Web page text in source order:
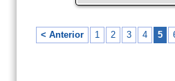
< Anterior 1 2 3 4 5